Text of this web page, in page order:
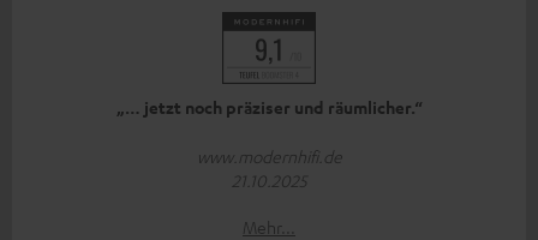
„… jetzt noch präziser und räumlicher.“
www.modernhifi.de
21.10.2025
Mehr...